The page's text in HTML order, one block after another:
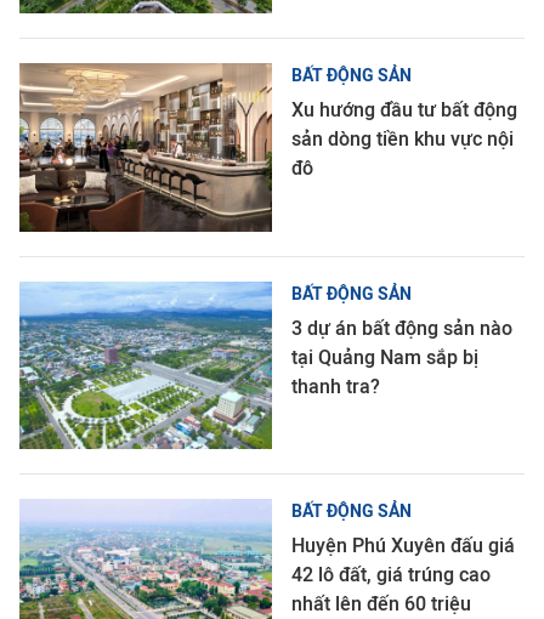
BẤT ĐỘNG SẢN
Xu hướng đầu tư bất động
sản dòng tiền khu vực nội
đô
BẤT ĐỘNG SẢN
3 dự án bất động sản nào
tại Quảng Nam sắp bị
thanh tra?
BẤT ĐỘNG SẢN
Huyện Phú Xuyên đấu giá
42 lô đất, giá trúng cao
nhất lên đến 60 triệu